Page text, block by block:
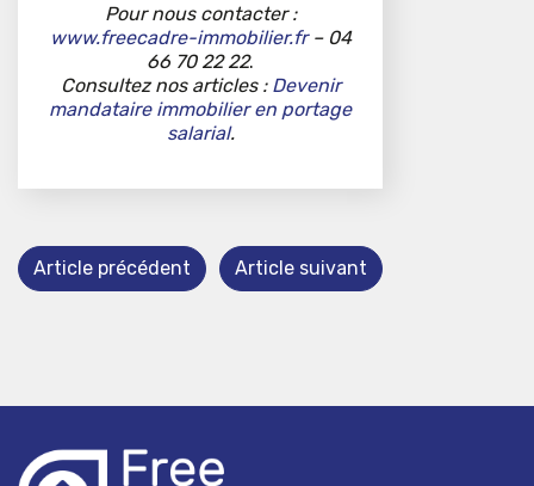
Pour nous contacter :
www.freecadre-immobilier.fr– 04
66 70 22 22.
Consultez nos articles : Devenir
mandataire immobilier en portage
salarial.
Article précédent Article suivant